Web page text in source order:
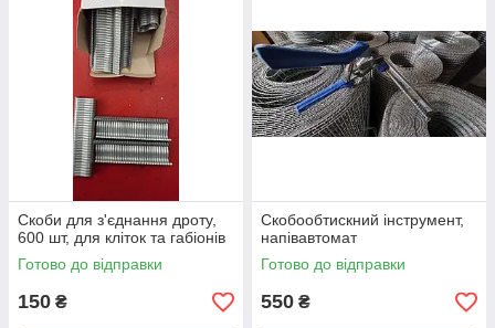
Скоби для з'єднання дроту,
600 шт, для кліток та габіонів
Готово до відправки
150 ₴
Скобообтискний інструмент,
напівавтомат
Готово до відправки
550 ₴